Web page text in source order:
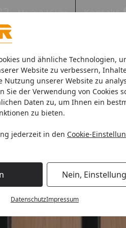
und ähnliche Technologien,
Website zu verbessern,
Nutzung unserer Website zu
der Verwendung von Cookies
Daten zu, um Ihnen ein
zu bieten.
jederzeit in den Cookie-
Nein,
DatenschutzImpressum
Teams
Mo-Fr. 8-16 Uhr Kontakt
Zubehör Sale & Aktionswaren
"Acoustic Sense"